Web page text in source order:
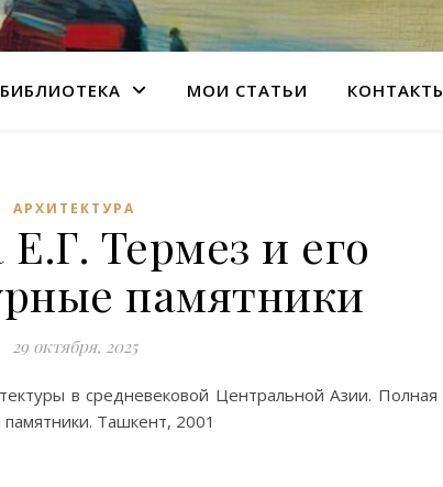
БИБЛИОТЕКА МОИ СТАТЬИ
АРХИТЕКТУРА
Термез и его
памятники
29 октября, 2025
в средневековой Центральной Азии. Полная
Ташкент, 2001